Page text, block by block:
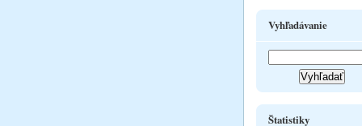
Vyhľadávanie
Štatistiky